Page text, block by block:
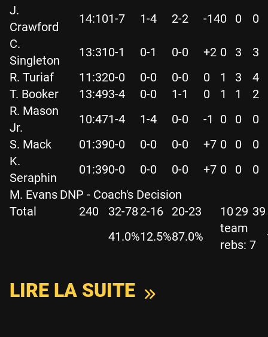
J.
Crawford
14:101-7 1-4 2-2 -140 0 0
C.
Singleton
13:310-1 0-1 0-0 +2 0 3 3
R. Turiaf
11:320-0 0-0 0-0 0 1 3 4
T. Booker
13:493-4 0-0 1-1 0 1 1 2
R. Mason
Jr.
10:471-4 1-4 0-0 -1 0 0 0
S. Mack
01:390-0 0-0 0-0 +7 0 0 0
K.
Seraphin
01:390-0 0-0 0-0 +7 0 0 0
M. Evans DNP - Coach's Decision
Total
240 32-782-16 20-23 10 29 39
41.0%12.5%87.0%
team
rebs: 7
LIRE LA SUITE